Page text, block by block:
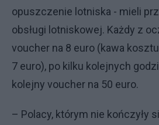
opuszczenie lotniska - mieli
obsługi lotniskowej. Każdy z
voucher na 8 euro (kawa
7 euro), po kilku kolejnych
kolejny voucher na 50 euro.
– Polacy, którym nie kończyły